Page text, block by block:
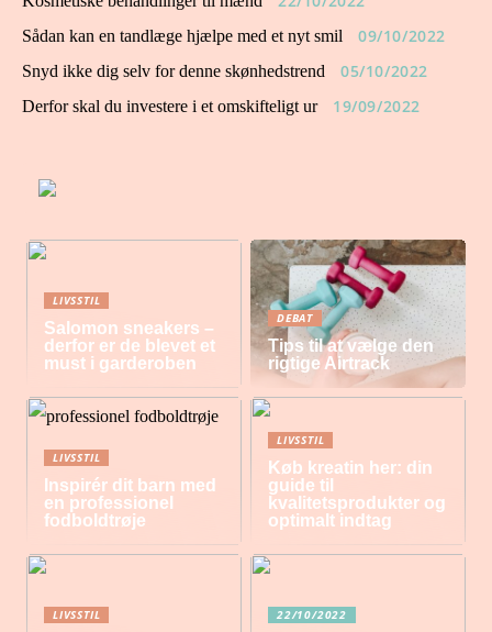
Sådan kan en tandlæge hjælpe med et nyt smil 09/10/2022
Snyd ikke dig selv for denne skønhedstrend 05/10/2022
Derfor skal du investere i et omskifteligt ur 19/09/2022
LIVSSTIL
Salomon sneakers –
derfor er de blevet et
must i garderoben
DEBAT
Tips til at vælge den
rigtige Airtrack
LIVSSTIL
Inspirér dit barn med
en professionel
fodboldtrøje
LIVSSTIL
Køb kreatin her: din
guide til
kvalitetsprodukter og
optimalt indtag
LIVSSTIL 22/10/2022